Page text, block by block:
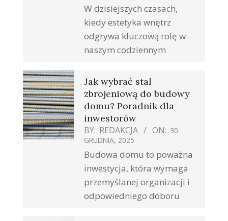
W dzisiejszych czasach,
kiedy estetyka wnętrz
odgrywa kluczową rolę w
naszym codziennym
Jak wybrać stal
zbrojeniową do budowy
domu? Poradnik dla
inwestorów
BY: REDAKCJA ON: 30
GRUDNIA, 2025
Budowa domu to poważna
inwestycja, która wymaga
przemyślanej organizacji i
odpowiedniego doboru